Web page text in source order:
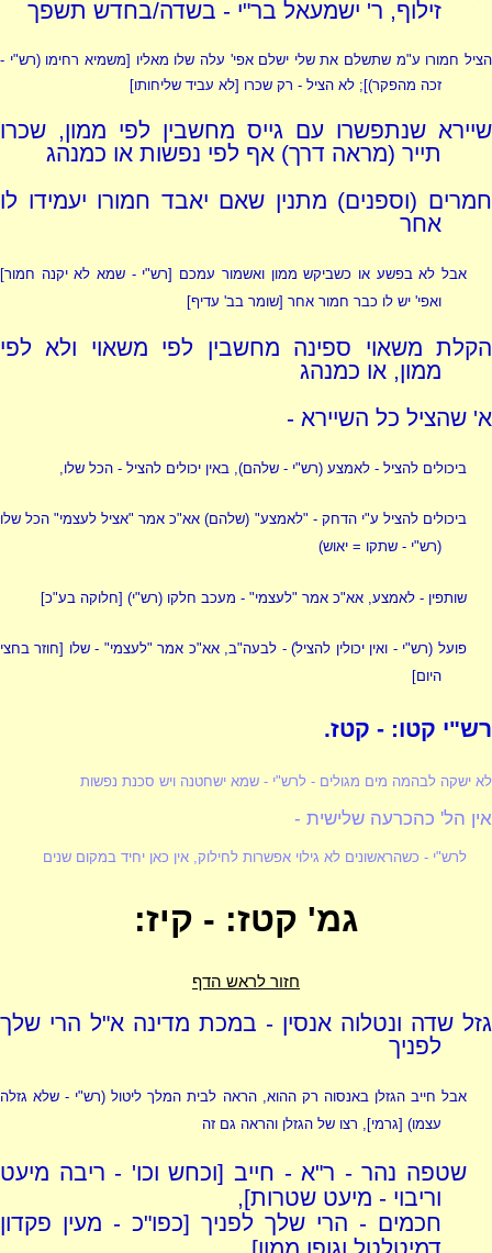
זילוף, ר' ישמעאל בר"י - בשדה/בחדש תשפך
הציל חמורו ע"מ שתשלם את שלי ישלם אפי' עלה שלו מאליו [משמיא רחימו(רש"י -
זכה מהפקר)]; לא הציל - רק שכרו [לא עביד שליחותו]
שיירא שנתפשרו עם גייס מחשבין לפי ממון, שכרו
תייר (מראה דרך) אף לפי נפשות או כמנהג
חמרים (וספנים) מתנין שאם יאבד חמורו יעמידו לו
אחר
אבל לא בפשע או כשביקש ממון ואשמור עמכם [רש"י - שמא לא יקנה חמור]
ואפי' יש לו כבר חמור אחר [שומר בב' עדיף]
הקלת משאוי ספינה מחשבין לפי משאוי ולא לפי
ממון, או כמנהג
א' שהציל כל השיירא -
ביכולים להציל - לאמצע(רש"י - שלהם) , באין יכולים להציל - הכל שלו,
ביכולים להציל ע"י הדחק - "לאמצע" (שלהם) אא"כ אמר "אציל לעצמי" הכל שלו
(רש"י - שתקו = יאוש)
שותפין - לאמצע, אא"כ אמר "לעצמי" - מעכב חלקו(רש"י) [חלוקה בע"כ]
פועל (רש"י - ואין יכולין להציל)- לבעה"ב, אא"כ אמר "לעצמי" - שלו [חוזר בחצי
היום]
רש"י קטו: - קטז.
לא ישקה לבהמה מים מגולים - לרש"י - שמא ישחטנה ויש סכנת נפשות
אין הל' כהכרעה שלישית -
לרש"י- כשהראשונים לא גילוי אפשרות לחילוק, אין כאן יחיד במקום שנים
גמ' קטז: - קיז:
חזור לראש הדף
גזל שדה ונטלוה אנסין - במכת מדינה א"ל הרי שלך
לפניך
אבל חייב הגזלן באנסוה רק ההוא, הראה לבית המלך ליטול (רש"י - שלא גזלה
עצמו) [גרמי], רצו של הגזלן והראה גם זה
שטפה נהר - ר"א - חייב [וכחש וכו' - ריבה מיעט
וריבוי - מיעט שטרות],
חכמים - הרי שלך לפניך [כפו"כ - מעין פקדון